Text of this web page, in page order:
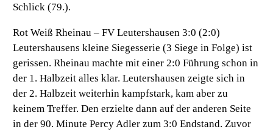
Schlick (79.).
Rot Weiß Rheinau – FV Leutershausen 3:0 (2:0)
Leutershausens kleine Siegesserie (3 Siege in Folge) ist
gerissen. Rheinau machte mit einer 2:0 Führung schon in
der 1. Halbzeit alles klar. Leutershausen zeigte sich in
der 2. Halbzeit weiterhin kampfstark, kam aber zu
keinem Treffer. Den erzielte dann auf der anderen Seite
in der 90. Minute Percy Adler zum 3:0 Endstand. Zuvor